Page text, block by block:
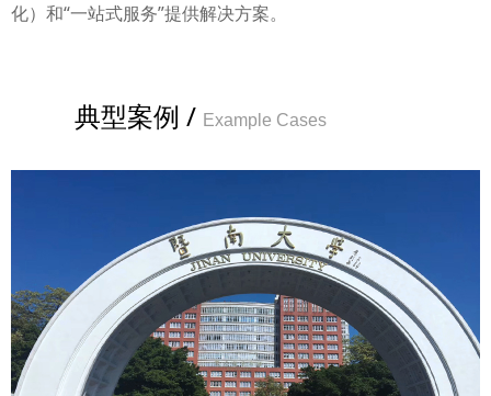
典型案例 / Example Cases
化）和“一站式服务”提供解决方案。